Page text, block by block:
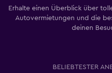
Erhalte einen Überblick über
Autovermietungen und die
deinen
BELIEBTESTER